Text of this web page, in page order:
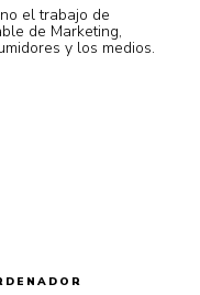
el trabajo de
de Marketing,
y los medios.